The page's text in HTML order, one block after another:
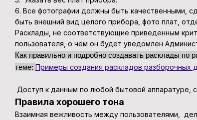
6. Все фотографии должны быть качественными,
быть внешний вид целого прибора, фото плат,
Расклады, не соответствующие приведенным
пользователя, о чем он будет уведомлен
Как правильно и подробно создавать расклады по
теме: Примеры создания раскладов разборочных
Доступ к данным по любой бытовой аппаратуре,
Правила хорошего тона
Взаимная вежливость между пользователями,